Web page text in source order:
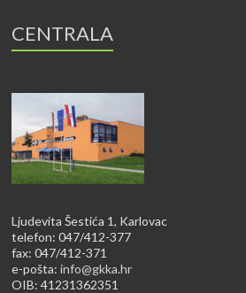
CENTRALA
Ljudevita Šestića 1, Karlovac
telefon: 047/412-377
fax: 047/412-371
e-pošta:info@gkka.hr
OIB: 41231362351